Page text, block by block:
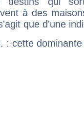
à des
que d'une
: cette